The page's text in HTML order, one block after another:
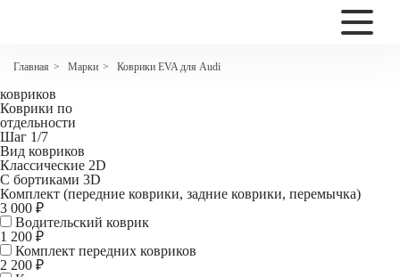
Главная > Марки > Коврики EVA для Audi
Коврики EVA для Audi A3 I (8L)
ковриков
Коврики по
отдельности
Шаг 1/7
Вид ковриков
Классические 2D
С бортиками 3D
Комплект (передние коврики, задние коврики, перемычка)
3 000 ₽
Водительский коврик
1 200 ₽
Комплект передних ковриков
2 200 ₽